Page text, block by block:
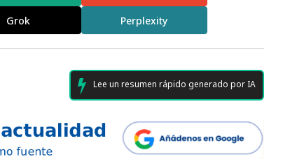
Grok Perplexity
Lee un resumen rápido generado por IA